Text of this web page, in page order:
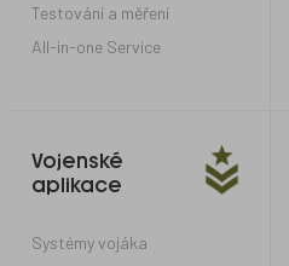
Testování a měření
All-in-one Service
Vojenské
aplikace
Systémy vojáka